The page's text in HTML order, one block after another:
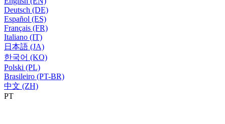
Deutsch (DE)
Español (ES)
Français (FR)
Italiano (IT)
日本語 (JA)
한국어 (KO)
Polski (PL)
Brasileiro (PT-BR)
中文 (ZH)
PT